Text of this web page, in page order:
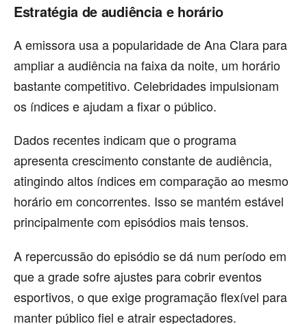
Estratégia de audiência e horário
A emissora usa a popularidade de Ana Clara para
ampliar a audiência na faixa da noite, um horário
bastante competitivo. Celebridades impulsionam
os índices e ajudam a fixar o público.
Dados recentes indicam que o programa
apresenta crescimento constante de audiência,
atingindo altos índices em comparação ao mesmo
horário em concorrentes. Isso se mantém estável
principalmente com episódios mais tensos.
A repercussão do episódio se dá num período em
que a grade sofre ajustes para cobrir eventos
esportivos, o que exige programação flexível para
manter público fiel e atrair espectadores.